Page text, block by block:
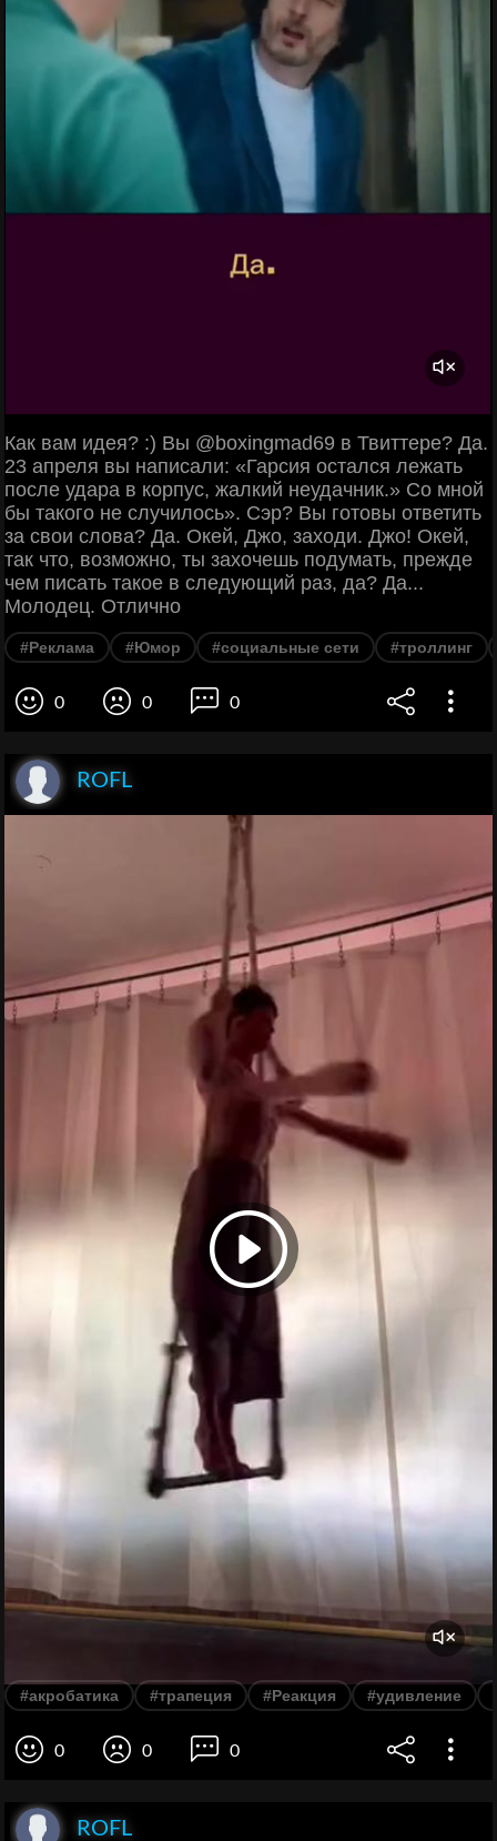
Как вам идея? :) Вы @boxingmad69 в Твиттере? Да.
23 апреля вы написали: «Гарсия остался лежать
после удара в корпус, жалкий неудачник.» Со мной
бы такого не случилось». Сэр? Вы готовы ответить
за свои слова? Да. Окей, Джо, заходи. Джо! Окей,
так что, возможно, ты захочешь подумать, прежде
чем писать такое в следующий раз, да? Да...
Молодец. Отлично
#Реклама #Юмор #социальные сети #троллинг
0 0 0
ROFL
#акробатика #трапеция #Реакция #удивление
0 0 0
ROFL